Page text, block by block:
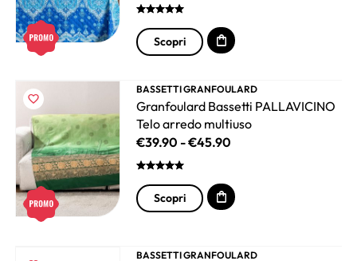
Scopri
BASSETTI GRANFOULARD
Granfoulard Bassetti PALLAVICINO
Telo arredo multiuso
€39.90 -€45.90
Scopri
BASSETTI GRANFOULARD